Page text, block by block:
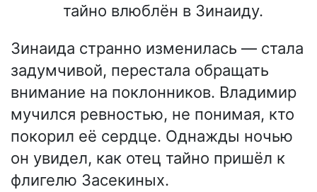
тайно влюблён в Зинаиду.
Зинаида странно изменилась — стала
задумчивой, перестала обращать
внимание на поклонников. Владимир
мучился ревностью, не понимая, кто
покорил её сердце. Однажды ночью
он увидел, как отец тайно пришёл к
флигелю Засекиных.